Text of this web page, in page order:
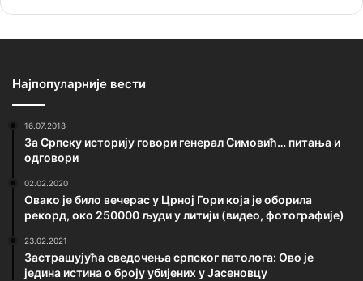
Најпопуларније вести
16.07.2018
За Српску историју говори генерал Симовић… питања и
одговори
02.02.2020
Овако је било вечерас у Црној Гори која је оборила
рекорд, око 250000 људи у литији (видео, фотографије)
23.02.2021
Застрашујућа сведочења српског патолога: Ово је
једина истина о броју убијених у Јасеновцу